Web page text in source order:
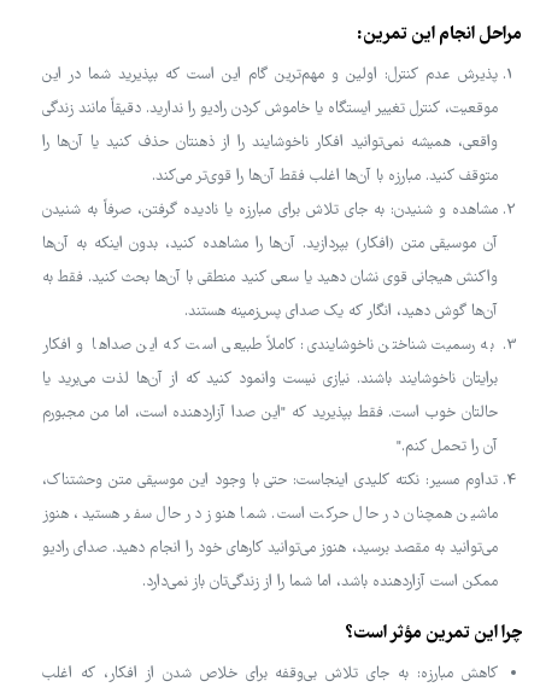
مراحل انجام این تمرین:
پذیرش عدم کنترل: اولین و مهم‌ترین گام این است که بپذیرید شما در این
موقعیت، کنترل تغییر ایستگاه یا خاموش کردن رادیو را ندارید. دقیقاً مانند زندگی
واقعی، همیشه نمی‌توانید افکار ناخوشایند را از ذهنتان حذف کنید یا آن‌ها را
متوقف کنید. مبارزه با آن‌ها اغلب فقط آن‌ها را قوی‌تر می‌کند.
مشاهده و شنیدن: به جای تلاش برای مبارزه یا نادیده گرفتن، صرفاً به شنیدن
آن موسیقی متن (افکار) بپردازید. آن‌ها را مشاهده کنید، بدون اینکه به آن‌ها
واکنش هیجانی قوی نشان دهید یا سعی کنید منطقی با آن‌ها بحث کنید. فقط به
آن‌ها گوش دهید، انگار که یک صدای پس‌زمینه هستند.
به رسمیت شناختن ناخوشایندی: کاملاً طبیعی است که این صداها و افکار
برایتان ناخوشایند باشند. نیازی نیست وانمود کنید که از آن‌ها لذت می‌برید یا
حالتان خوب است. فقط بپذیرید که "این صدا آزاردهنده است، اما من مجبورم
آن را تحمل کنم."
تداوم مسیر: نکته کلیدی اینجاست: حتی با وجود این موسیقی متن وحشتناک،
ماشین همچنان در حال حرکت است. شما هنوز در حال سفر هستید، هنوز
می‌توانید به مقصد برسید، هنوز می‌توانید کارهای خود را انجام دهید. صدای رادیو
ممکن است آزاردهنده باشد، اما شما را از زندگی‌تان باز نمی‌دارد.
چرا این تمرین مؤثر است؟
کاهش مبارزه: به جای تلاش بی‌وقفه برای خلاص شدن از افکار، که اغلب